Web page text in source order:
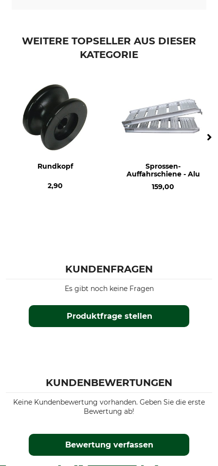
WEITERE TOPSELLER AUS DIESER
KATEGORIE
Rundkopf
2,90
Sprossen-
Auffahrschiene - Alu
159,00
KUNDENFRAGEN
Produktfrage stellen
Es gibt noch keine Fragen
KUNDENBEWERTUNGEN
Keine Kundenbewertung vorhanden. Geben Sie die erste
Bewertung ab!
Bewertung verfassen